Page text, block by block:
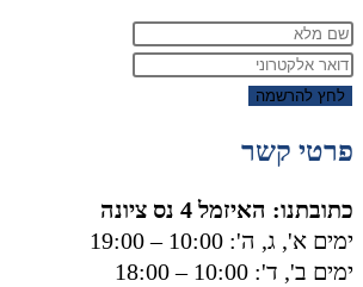
לחץ להרשמה
פרטי קשר
כתובתנו: האיזמל 4 נס ציונה
ימים א', ג, ה': 10:00 – 19:00
ימים ב', ד': 10:00 – 18:00